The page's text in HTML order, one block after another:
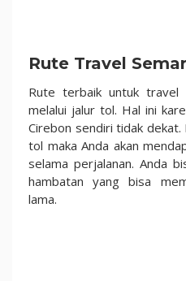
Rute Travel
Rute terbaik untuk travel
melalui jalur tol. Hal ini
Cirebon sendiri tidak dekat.
tol maka Anda akan
selama perjalanan. Anda
hambatan yang bisa
lama.